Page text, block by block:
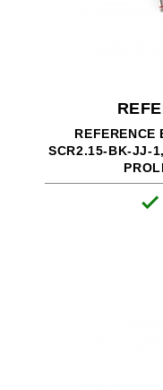
REFERENCE
SCR2.15-BK-JJ-
